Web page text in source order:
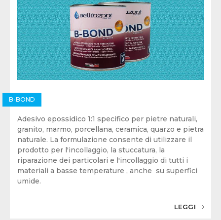
B-BOND
Adesivo epossidico 1:1 specifico per pietre naturali,
granito, marmo, porcellana, ceramica, quarzo e pietra
naturale. La formulazione consente di utilizzare il
prodotto per l'incollaggio, la stuccatura, la
riparazione dei particolari e l'incollaggio di tutti i
materiali a basse temperature , anche su superfici
umide.
LEGGI